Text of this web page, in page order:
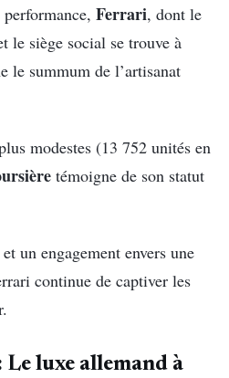
Ferrari, dont le
le siège social se trouve à
le summum de l’artisanat
modestes (13 752 unités en
témoigne de son statut
un engagement envers une
continue de captiver les
Le luxe allemand à